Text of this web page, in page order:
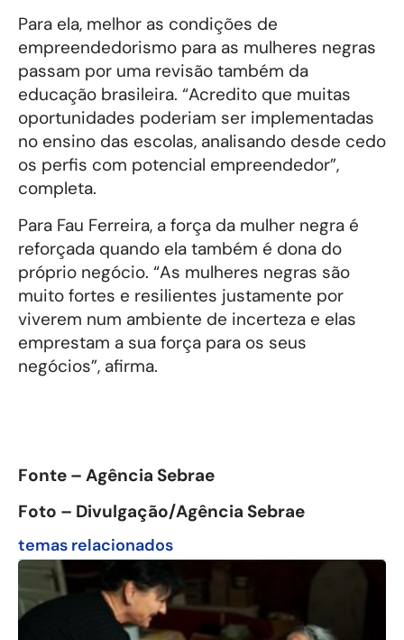
Para ela, melhor as condições de
empreendedorismo para as mulheres negras
passam por uma revisão também da
educação brasileira. “Acredito que muitas
oportunidades poderiam ser implementadas
no ensino das escolas, analisando desde cedo
os perfis com potencial empreendedor”,
completa.
Para Fau Ferreira, a força da mulher negra é
reforçada quando ela também é dona do
próprio negócio. “As mulheres negras são
muito fortes e resilientes justamente por
viverem num ambiente de incerteza e elas
emprestam a sua força para os seus
negócios”, afirma.
Fonte – Agência Sebrae
Foto – Divulgação/Agência Sebrae
temas relacionados